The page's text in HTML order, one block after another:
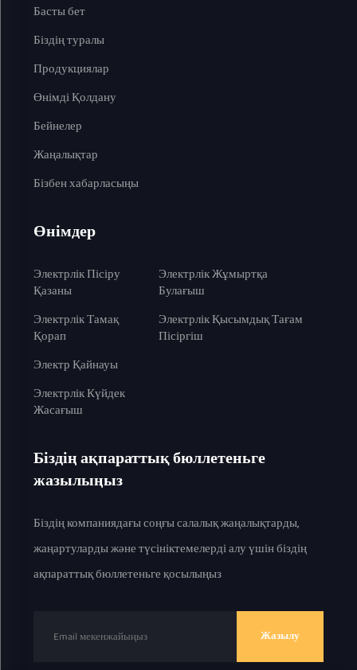
Басты бет
Біздің туралы
Продукциялар
Өнімді Қолдану
Бейнелер
Жаңалықтар
Бізбен хабарласыңы
Өнімдер
Электрлік Пісіру
Қазаны
Электрлік Тамақ
Қорап
Электр Қайнауы
Электрлік Күйдек
Жасағыш
Электрлік Жұмыртқа
Булағыш
Электрлік Қысымдық Тағам
Пісіргіш
Біздің ақпараттық бюллетеньге
жазылыңыз
Біздің компаниядағы соңғы салалық жаңалықтарды,
жаңартуларды және түсініктемелерді алу үшін біздің
ақпараттық бюллетеньге қосылыңыз
Жазылу